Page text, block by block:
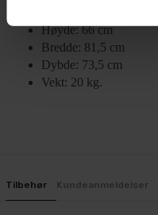
Høyde: 66 cm
Bredde: 81,5 cm
Dybde: 73,5 cm
Vekt: 20 kg.
Tilbehør Kundeanmeldelser